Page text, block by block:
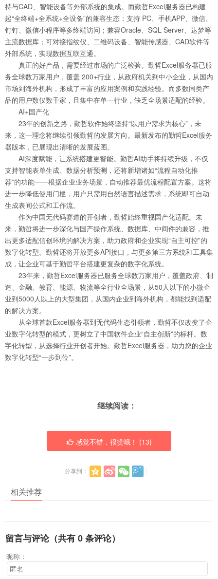
持与CAD、智能设备等外部系统的集成。而勤哲Excel服务器已构建
起“全终端+全系统+全设备”的兼容生态：支持 PC、手机APP、微信、
钉钉、微信小程序等多终端访问；兼容Oracle、SQL Server、达梦等
主流数据库；可对接指纹仪、二维码设备、智能传感器、CAD软件等
外部系统，实现数据互联互通。
真正的好产品，需要经过市场的广泛检验。勤哲Excel服务器已服
务全球数万家用户，覆盖 200+行业，从政府机关到中小企业，从国内
市场到海外机构，形成了丰富的应用案例和实践经验。而多数同类产
品的用户数仅数千家，且集中在单一行业，缺乏全场景适配的经验。
AI+国产化
23年的创新之路，勤哲软件始终坚持“以用户需求为核心”，未
来，这一理念将继续引领勤哲的发展方向。最新发布的勤哲Excel服务
器版本，已展现出清晰的发展蓝图。
AI深度赋能，让系统搭建更智能。勤哲AI助手将持续升级，不仅
支持智能表单生成、数据分析预测，还将新增诸如“流程自动化推
荐”的功能——根据企业业务场景，自动推荐最优流程配置方案。这将
进一步降低使用门槛，用户只需用自然语言描述需求，系统即可自动
生成表间公式和工作流。
作为中国无代码赛道的开创者，勤哲始终重视国产化适配。未
来，勤哲将进一步深化与国产操作系统、数据库、中间件的兼容，推
出更多适配信创环境的解决方案，助力政府和企业实现“自主可控”的
数字化转型。勤哲还将开放更多API接口，与更多第三方系统和工具集
成，让企业可基于勤哲平台搭建更复杂的数字化系统。
23年来，勤哲Excel服务器已服务全球数万家用户，覆盖政府、制
造、金融、教育、能源、物流等全行业全场景，从50人以下的小微企
业到5000人以上的大型集团，从国内企业到海外机构，都能找到适配
的解决方案。
从全球首款Excel服务器到无代码生态引领者，勤哲不仅改变了企
业数字化转型的模式，更树立了中国软件企业“自主创新”的标杆。数
字化转型，从选择行业开创者开始。勤哲Excel服务器，助力您的企业
数字化转型“一步到位”。
继续阅读：
感觉不错，很赞哦！ (13)
分享到：
相关推荐
留言与评论（共有0条评论）
昵称：